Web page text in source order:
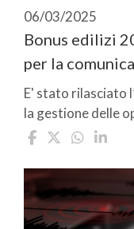
06/03/2025
Bonus edilizi
per la
E' stato rilasciato
la gestione delle